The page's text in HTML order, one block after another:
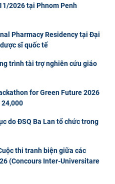
2026 tại Phnom Penh
Pharmacy Residency tại Đại
sĩ quốc tế
trình tài trợ nghiên cứu giáo
for Green Future 2026
24,000
do ĐSQ Ba Lan tổ chức trong
thi tranh biện giữa các
(Concours Inter-Universitare